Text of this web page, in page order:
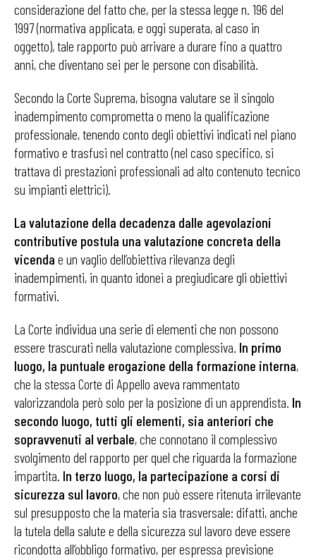
considerazione del fatto che, per la stessa legge n. 196 del
1997 (normativa applicata, e oggi superata, al caso in
oggetto), tale rapporto può arrivare a durare fino a quattro
anni, che diventano sei per le persone con disabilità.
Secondo la Corte Suprema, bisogna valutare se il singolo
inadempimento comprometta o meno la qualificazione
professionale, tenendo conto degli obiettivi indicati nel piano
formativo e trasfusi nel contratto (nel caso specifico, si
trattava di prestazioni professionali ad alto contenuto tecnico
su impianti elettrici).
La valutazione della decadenza dalle agevolazioni
contributive postula una valutazione concreta della
vicenda e un vaglio dell’obiettiva rilevanza degli
inadempimenti, in quanto idonei a pregiudicare gli obiettivi
formativi.
La Corte individua una serie di elementi che non possono
essere trascurati nella valutazione complessiva. In primo
luogo, la puntuale erogazione della formazione interna,
che la stessa Corte di Appello aveva rammentato
valorizzandola però solo per la posizione di un apprendista. In
secondo luogo, tutti gli elementi, sia anteriori che
sopravvenuti al verbale, che connotano il complessivo
svolgimento del rapporto per quel che riguarda la formazione
impartita. In terzo luogo, la partecipazione a corsi di
sicurezza sul lavoro, che non può essere ritenuta irrilevante
sul presupposto che la materia sia trasversale: difatti, anche
la tutela della salute e della sicurezza sul lavoro deve essere
ricondotta all’obbligo formativo, per espressa previsione